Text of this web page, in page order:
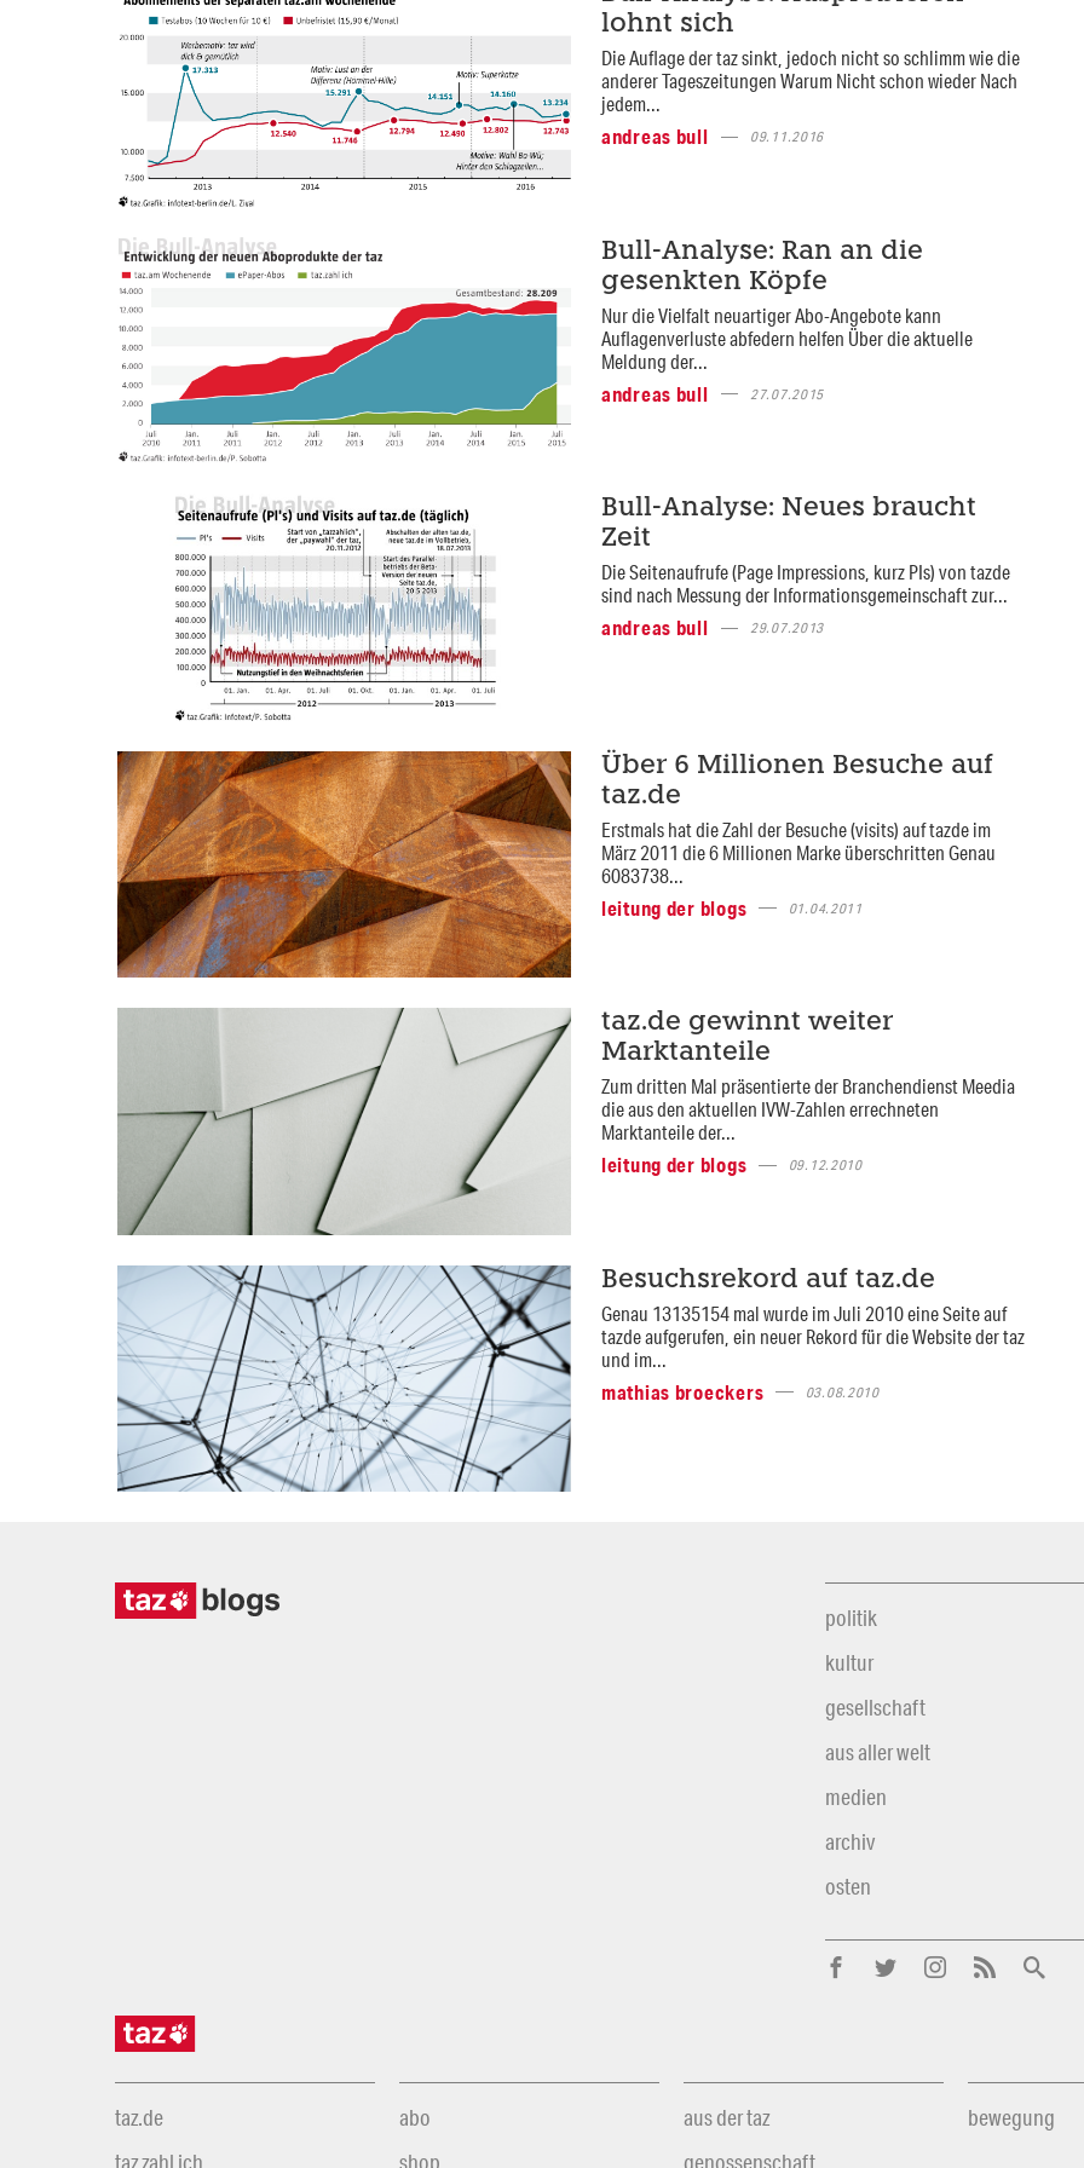
lohnt sich
Die Auflage der taz sinkt, jedoch nicht so schlimm wie die
anderer Tageszeitungen Warum Nicht schon wieder Nach
jedem...
andreas bull
09.11.2016
Bull-Analyse: Ran an die
gesenkten Köpfe
Nur die Vielfalt neuartiger Abo-Angebote kann
Auflagenverluste abfedern helfen Über die aktuelle
Meldung der...
andreas bull
27.07.2015
Bull-Analyse: Neues braucht
Zeit
Die Seitenaufrufe (Page Impressions, kurz PIs) von tazde
sind nach Messung der Informationsgemeinschaft zur...
andreas bull
29.07.2013
Über 6 Millionen Besuche auf
taz.de
Erstmals hat die Zahl der Besuche (visits) auf tazde im
März 2011 die 6 Millionen Marke überschritten Genau
6083738...
leitung der blogs
01.04.2011
taz.de gewinnt weiter
Marktanteile
Zum dritten Mal präsentierte der Branchendienst Meedia
die aus den aktuellen IVW-Zahlen errechneten
Marktanteile der...
leitung der blogs
09.12.2010
Besuchsrekord auf taz.de
Genau 13135154 mal wurde im Juli 2010 eine Seite auf
tazde aufgerufen, ein neuer Rekord für die Website der taz
und im...
mathias broeckers
03.08.2010
politik
kultur
gesellschaft
aus aller welt
medien
archiv
osten
taz.de
taz zahl ich
abo
shop
aus der taz
genossenschaft
bewegung